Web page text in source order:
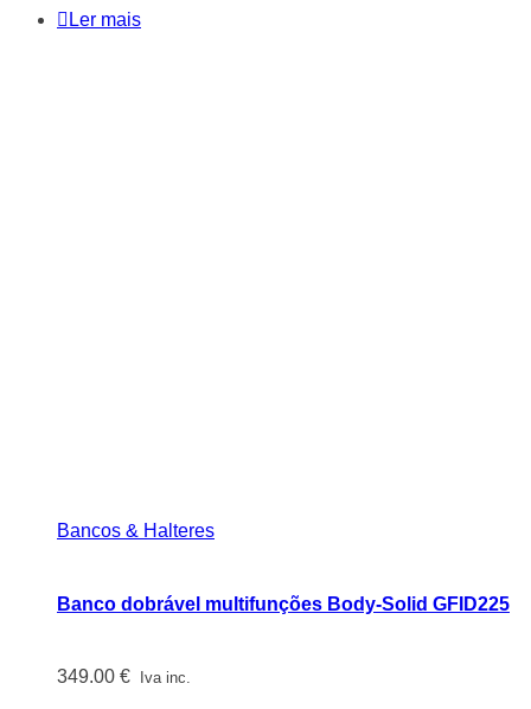
Ler mais
Bancos & Halteres
Banco dobrável multifunções Body-Solid GFID225
349.00 € Iva inc.